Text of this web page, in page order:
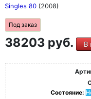
Singles 80 (2008)
Под заказ
38203 руб. В
Состояние: